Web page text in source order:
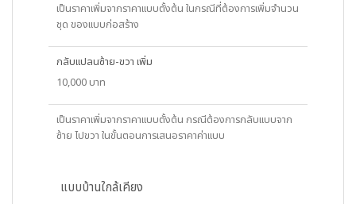
เป็นราคาเพิ่มจากราคาแบบตั้งต้น ในกรณีที่ต้องการเพิ่มจำนวน
ชุด ของแบบก่อสร้าง
กลับแปลนซ้าย-ขวา เพิ่ม
10,000 บาท
เป็นราคาเพิ่มจากราคาแบบตั้งต้น กรณีต้องการกลับแบบจาก
ซ้าย ไปขวา ในขั้นตอนการเสนอราคาค่าแบบ
แบบบ้านใกล้เคียง